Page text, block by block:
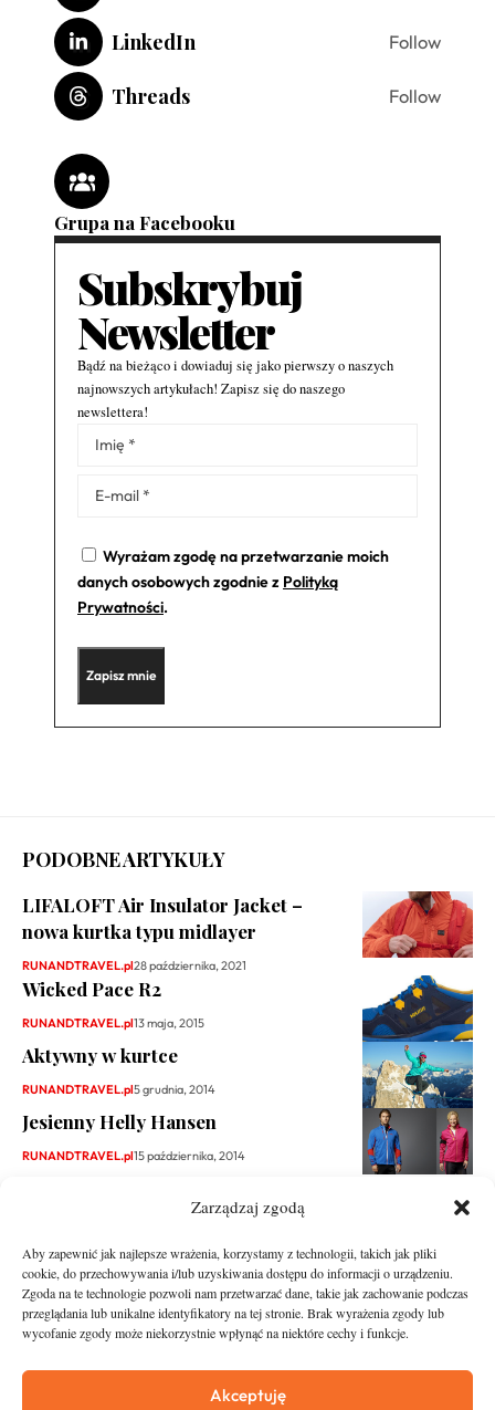
Zarządzaj zgodą
Aby zapewnić jak najlepsze wrażenia, korzystamy z technologii, takich jak pliki
cookie, do przechowywania i/lub uzyskiwania dostępu do informacji o urządzeniu.
Zgoda na te technologie pozwoli nam przetwarzać dane, takie jak zachowanie podczas
przeglądania lub unikalne identyfikatory na tej stronie. Brak wyrażenia zgody lub
wycofanie zgody może niekorzystnie wpłynąć na niektóre cechy i funkcje.
Akceptuję
LinkedIn Follow
Threads Follow
Grupa na Facebooku
Subskrybuj
Newsletter
Bądź na bieżąco i dowiaduj się jako pierwszy o naszych
najnowszych artykułach! Zapisz się do naszego
newslettera!
Wyrażam zgodę na przetwarzanie moich
danych osobowych zgodnie z Polityką
Prywatności.
Alternative:
PODOBNE ARTYKUŁY
LIFALOFT Air Insulator Jacket –
nowa kurtka typu midlayer
RUNANDTRAVEL.pl28 października, 2021
Wicked Pace R2
RUNANDTRAVEL.pl13 maja, 2015
Aktywny w kurtce
RUNANDTRAVEL.pl5 grudnia, 2014
Jesienny Helly Hansen
RUNANDTRAVEL.pl15 października, 2014
O nas